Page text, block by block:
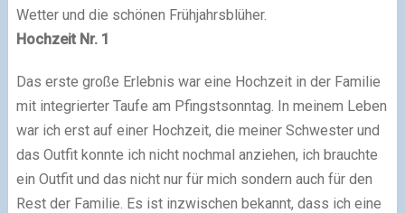
Wetter und die schönen Frühjahrsblüher.
Hochzeit Nr. 1
Das erste große Erlebnis war eine Hochzeit in der Familie
mit integrierter Taufe am Pfingstsonntag. In meinem Leben
war ich erst auf einer Hochzeit, die meiner Schwester und
das Outfit konnte ich nicht nochmal anziehen, ich brauchte
ein Outfit und das nicht nur für mich sondern auch für den
Rest der Familie. Es ist inzwischen bekannt, dass ich eine